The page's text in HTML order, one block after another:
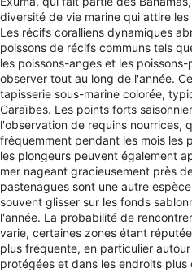
diversité de vie marine qui attire
Les récifs coralliens dynamiques
poissons de récifs communs tels
les poissons-anges et les
observer tout au long de l'année.
tapisserie sous-marine colorée,
Caraïbes. Les points forts
l'observation de requins nourrices,
fréquemment pendant les mois les
les plongeurs peuvent également
mer nageant gracieusement près
pastenagues sont une autre
souvent glisser sur les fonds
l'année. La probabilité de
varie, certaines zones étant
plus fréquente, en particulier
protégées et dans les endroits
Utiliser des profils pour
contenus personnalisés
Mesurer la performance des
Mesurer la performance des
Comprendre les publics par
statistiques ou de
provenant de différentes
Développer et améliorer les
Utiliser des données limitées
sélectionner le contenu
Caractéristiques spéciales de l'IAB :